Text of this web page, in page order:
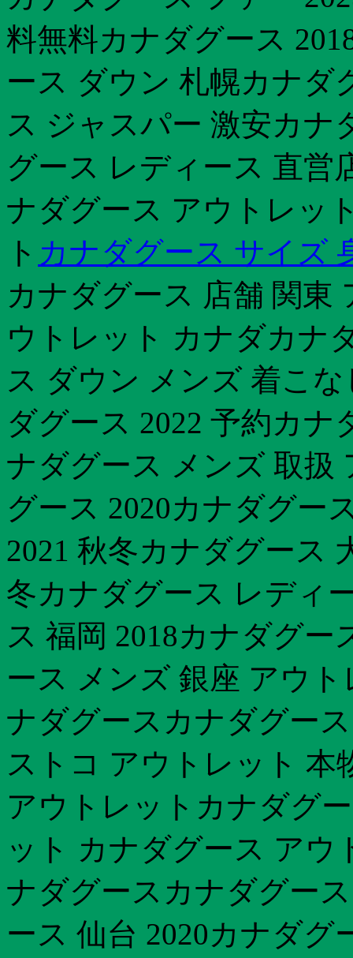
料無料カナダグース
ース ダウン 札幌カナダ
ス ジャスパー 激安カナ
グース レディース 直営
ナダグース アウトレッ
ト カナダグース サイズ
カナダグース 店舗 関東
ウトレット カナダカナ
ス ダウン メンズ 着こ
ダグース 2022 予約カ
ナダグース メンズ 取扱
グース 2020カナダグー
2021 秋冬カナダグース
冬カナダグース レディ
ス 福岡 2018カナダグ
ース メンズ 銀座 アウ
ナダグースカナダグー
ストコ アウトレット 本
アウトレットカナダグ
ット カナダグース ア
ナダグースカナダグー
ース 仙台 2020カナダ